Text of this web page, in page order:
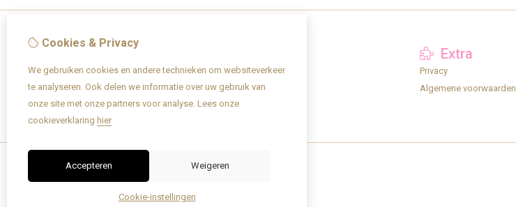
Over Caroly
Verzending / retourneren
Geboortekaartjes info
Lettertypes
Extra
Privacy
Algemene voorwaarden
Cookies & Privacy
We gebruiken cookies en andere technieken om websiteverkeer
te analyseren. Ook delen we informatie over uw gebruik van
onze site met onze partners voor analyse. Lees onze
cookieverklaring hier
Accepteren Weigeren
Cookie-instellingen